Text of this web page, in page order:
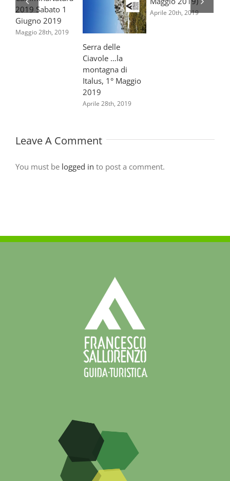
2019 Sabato 1
Giugno 2019
Maggio 28th, 2019
Serra delle
Ciavole …la
montagna di
Italus, 1° Maggio
2019
Aprile 28th, 2019
Aprile 20th, 2019
Leave A Comment
You must be logged in to post a comment.